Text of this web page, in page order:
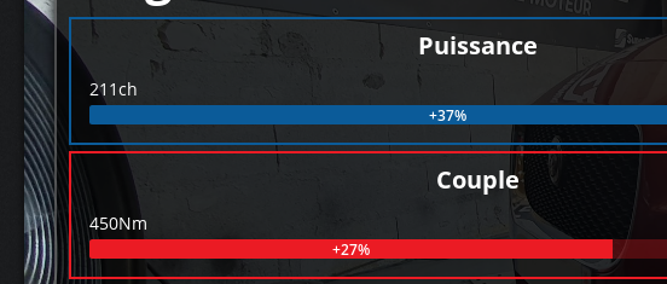
Puissance
211ch
+37%
Couple
450Nm
+27%